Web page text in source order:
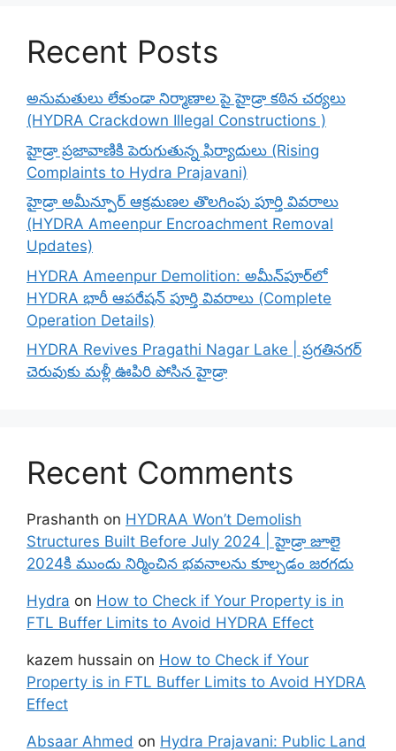
Recent Posts
అనుమతులు లేకుండా నిర్మాణాల పై హైడ్రా కఠిన చర్యలు
(HYDRA Crackdown Illegal Constructions )
హైడ్రా ప్రజావాణికి పెరుగుతున్న ఫిర్యాదులు (Rising
Complaints to Hydra Prajavani)
హైడ్రా అమీన్పూర్ ఆక్రమణల తొలగింపు పూర్తి వివరాలు
(HYDRA Ameenpur Encroachment Removal
Updates)
HYDRA Ameenpur Demolition: అమీన్‌పూర్‌లో
HYDRA భారీ ఆపరేషన్ పూర్తి వివరాలు (Complete
Operation Details)
HYDRA Revives Pragathi Nagar Lake | ప్రగతినగర్
చెరువుకు మళ్లీ ఊపిరి పోసిన హైడ్రా
Recent Comments
Prashanth on HYDRAA Won’t Demolish
Structures Built Before July 2024 | హైడ్రా జూలై
2024కి ముందు నిర్మించిన భవనాలను కూల్చడం జరగదు
Hydra on How to Check if Your Property is in
FTL Buffer Limits to Avoid HYDRA Effect
kazem hussain on How to Check if Your
Property is in FTL Buffer Limits to Avoid HYDRA
Effect
Absaar Ahmed on Hydra Prajavani: Public Land